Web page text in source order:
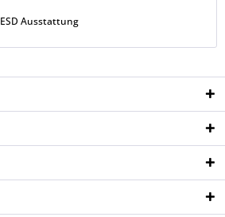
ESD Ausstattung